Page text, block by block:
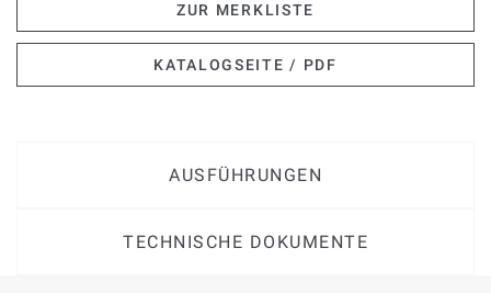
ZUR MERKLISTE
KATALOGSEITE / PDF
AUSFÜHRUNGEN
TECHNISCHE DOKUMENTE